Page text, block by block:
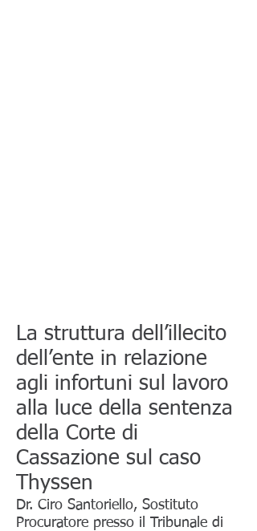
La struttura dell’illecito
dell’ente in relazione
agli infortuni sul lavoro
alla luce della sentenza
della Corte di
Cassazione sul caso
Thyssen
Dr. Ciro Santoriello, Sostituto
Procuratore presso il Tribunale di